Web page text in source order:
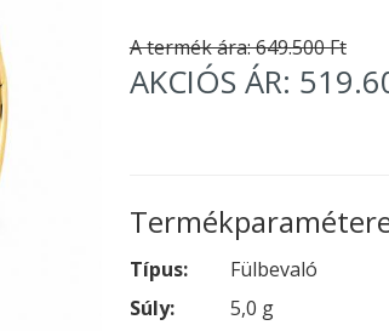
A termék ára: 649.500 Ft
AKCIÓS ÁR:
Típus:
Fülbevaló
Súly:
5,0 g